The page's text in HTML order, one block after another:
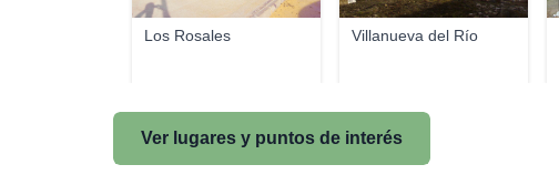
Los Rosales Villanueva del Río
Ver lugares y puntos de interés